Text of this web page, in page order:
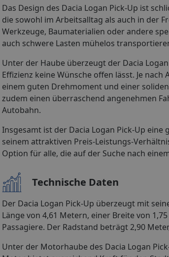
Das Design des Dacia Logan Pick-Up ist
die sowohl im Arbeitsalltag als auch in der
Werkzeuge, Baumaterialien oder andere
auch schwere Lasten mühelos
Unter der Haube überzeugt der Dacia
Effizienz keine Wünsche offen lässt. Je
einem guten Drehmoment und einer
zudem einen überraschend angenehmen
Autobahn.
Insgesamt ist der Dacia Logan Pick-Up
seinem attraktiven Preis-Leistungs-
Option für alle, die auf der Suche nach
Technische Daten
Der Dacia Logan Pick-Up überzeugt mit
Länge von 4,61 Metern, einer Breite von
Passagiere. Der Radstand beträgt 2,90
Unter der Motorhaube des Dacia Logan